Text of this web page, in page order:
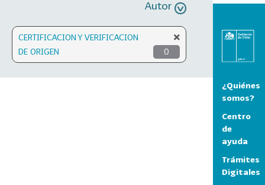
Autor
CERTIFICACION Y VERIFICACION
DE ORIGEN
0
¿Quiénes
somos?
Centro
de
ayuda
Trámites
Digitales